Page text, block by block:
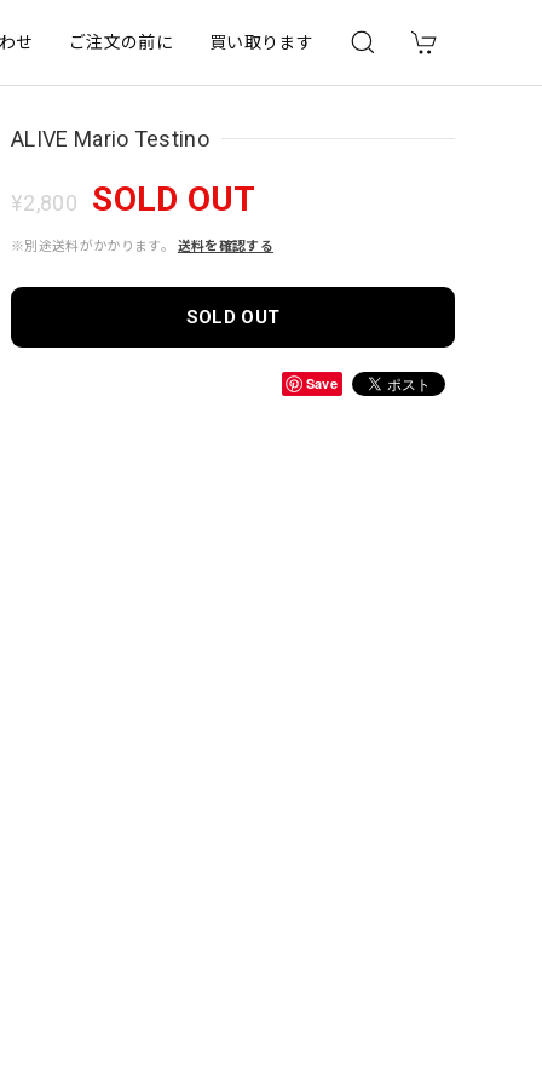
せ ご注文の前に 買い取ります
ALIVE Mario Testino
¥2,800 SOLD OUT
※別途送料がかかります。 送料を確認する
SOLD OUT
Save